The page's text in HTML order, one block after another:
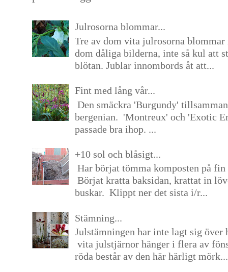
Julrosorna blommar...
Tre av dom vita julrosorna blommar
dom dåliga bilderna, inte så kul att
blötan. Jublar innombords åt att...
Fint med lång vår...
Den smäckra 'Burgundy'
bergenian. 'Montreux' och 'Exotic
passade bra ihop. ...
+10 sol och blåsigt...
Har börjat tömma komposten på
Börjat kratta baksidan, krattat in
buskar. Klippt ner det sista i/r...
Stämning...
Julstämningen har inte lagt sig över
vita julstjärnor hänger i flera av
röda består av den här härligt mörk...